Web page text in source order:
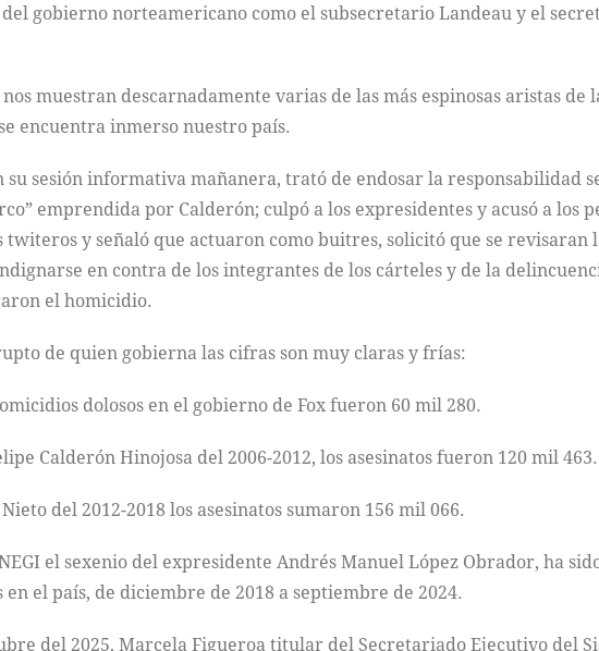
gobierno norteamericano como el subsecretario Landeau y el
muestran descarnadamente varias de las más espinosas aristas
encuentra inmerso nuestro país.
su sesión informativa mañanera, trató de endosar la responsabilidad
emprendida por Calderón; culpó a los expresidentes y acusó a los
twiteros y señaló que actuaron como buitres, solicitó que se revisaran
en contra de los integrantes de los cárteles y de la
el homicidio.
de quien gobierna las cifras son muy claras y frías:
dolosos en el gobierno de Fox fueron 60 mil 280.
Calderón Hinojosa del 2006-2012, los asesinatos fueron 120 mil 463.
del 2012-2018 los asesinatos sumaron 156 mil 066.
el sexenio del expresidente Andrés Manuel López Obrador, ha
el país, de diciembre de 2018 a septiembre de 2024.
del 2025, Marcela Figueroa titular del Secretariado Ejecutivo del